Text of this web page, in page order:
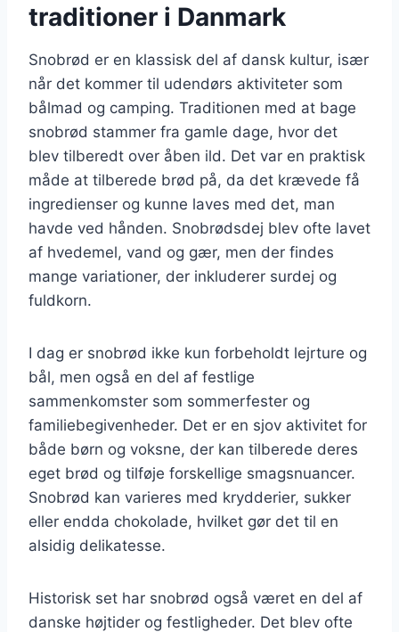
traditioner i Danmark
Snobrød er en klassisk del af dansk kultur, især
når det kommer til udendørs aktiviteter som
bålmad og camping. Traditionen med at bage
snobrød stammer fra gamle dage, hvor det
blev tilberedt over åben ild. Det var en praktisk
måde at tilberede brød på, da det krævede få
ingredienser og kunne laves med det, man
havde ved hånden. Snobrødsdej blev ofte lavet
af hvedemel, vand og gær, men der findes
mange variationer, der inkluderer surdej og
fuldkorn.
I dag er snobrød ikke kun forbeholdt lejrture og
bål, men også en del af festlige
sammenkomster som sommerfester og
familiebegivenheder. Det er en sjov aktivitet for
både børn og voksne, der kan tilberede deres
eget brød og tilføje forskellige smagsnuancer.
Snobrød kan varieres med krydderier, sukker
eller endda chokolade, hvilket gør det til en
alsidig delikatesse.
Historisk set har snobrød også været en del af
danske højtider og festligheder. Det blev ofte